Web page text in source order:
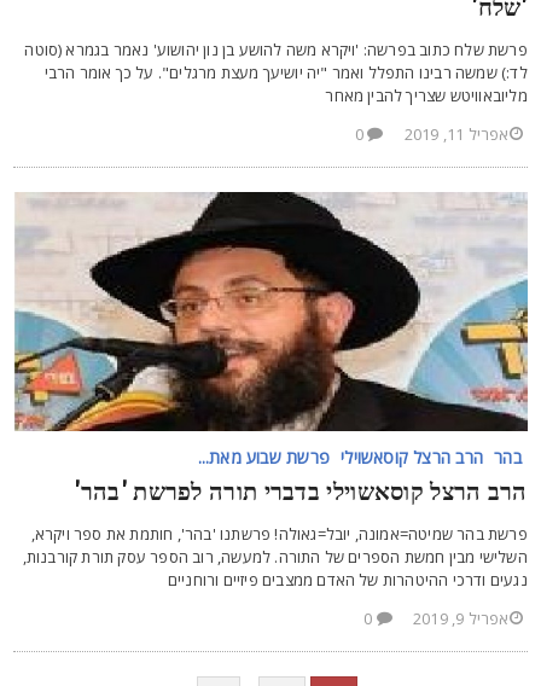
שלח כתוב בפרשה: 'ויקרא משה להושע בן נון יהושוע' נאמר בגמרא (סוטה
שמשה רבינו התפלל ואמר "יה יושיעך מעצת מרגלים". על כך אומר הרבי
שצריך להבין מאחר
אפריל 11, 2019
0
בהר הרב הרצל קוסאשוילי פרשת שבוע מאת...
הרצל קוסאשוילי בדברי תורה לפרשת 'בהר'
בהר שמיטה=אמונה, יובל=גאולה! פרשתנו 'בהר', חותמת את ספר ויקרא,
מבין חמשת הספרים של התורה. למעשה, רוב הספר עסק תורת קורבנות,
ודרכי ההיטהרות של האדם ממצבים פיזיים ורוחניים
אפריל 9, 2019
0